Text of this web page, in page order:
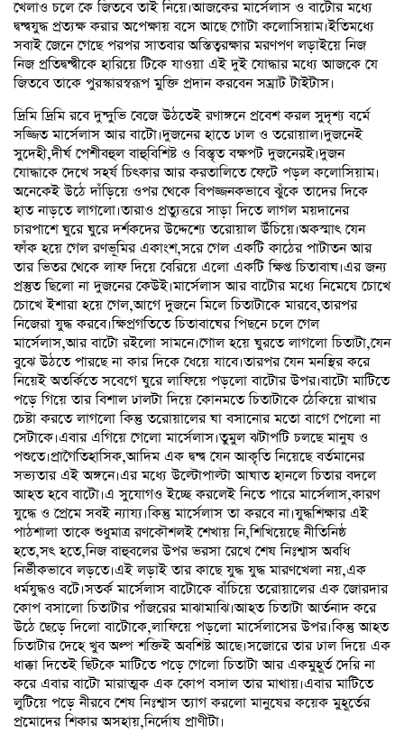
খেলাও চলে কে জিতবে তাই নিয়ে।আজকের মার্সেলাস ও বাটোর মধ্যে
দ্বন্দ্বযুদ্ধ প্রত্যক্ষ করার অপেক্ষায় বসে আছে গোটা কলোসিয়াম।ইতিমধ্যে
সবাই জেনে গেছে পরপর সাতবার অস্তিত্বরক্ষার মরণপণ লড়াইয়ে নিজ
নিজ প্রতিদ্বন্দ্বীকে হারিয়ে টিকে যাওয়া এই দুই যোদ্ধার মধ্যে আজকে যে
জিতবে তাকে পুরস্কারস্বরূপ মুক্তি প্রদান করবেন সম্রাট টাইটাস।
দ্রিমি দ্রিমি রবে দুন্দুভি বেজে উঠতেই রণাঙ্গনে প্রবেশ করল সুদৃশ্য বর্মে
সজ্জিত মার্সেলাস আর বাটো।দুজনের হাতে ঢাল ও তরোয়াল।দুজনেই
সুদেহী,দীর্ঘ পেশীবহুল বাহুবিশিষ্ট ও বিস্তৃত বক্ষপট দুজনেরই।দুজন
যোদ্ধাকে দেখে সহর্ষ চিৎকার আর করতালিতে ফেটে পড়ল কলোসিয়াম।
অনেকেই উঠে দাঁড়িয়ে ওপর থেকে বিপজ্জনকভাবে ঝুঁকে তাদের দিকে
হাত নাড়তে লাগলো।তারাও প্রত্যুত্তরে সাড়া দিতে লাগল ময়দানের
চারপাশে ঘুরে ঘুরে দর্শকদের উদ্দেশ্যে তরোয়াল উঁচিয়ে।অকস্মাৎ যেন
ফাঁক হয়ে গেল রণভূমির একাংশ,সরে গেল একটি কাঠের পাটাতন আর
তার ভিতর থেকে লাফ দিয়ে বেরিয়ে এলো একটি ক্ষিপ্ত চিতাবাঘ।এর জন্য
প্রস্তুত ছিলো না দুজনের কেউই।মার্সেলাস আর বাটোর মধ্যে নিমেষে চোখে
চোখে ইশারা হয়ে গেল,আগে দুজনে মিলে চিতাটাকে মারবে,তারপর
নিজেরা যুদ্ধ করবে।ক্ষিপ্রগতিতে চিতাবাঘের পিছনে চলে গেল
মার্সেলাস,আর বাটো রইলো সামনে।গোল হয়ে ঘুরতে লাগলো চিতাটা,যেন
বুঝে উঠতে পারছে না কার দিকে ধেয়ে যাবে।তারপর যেন মনস্থির করে
নিয়েই অতর্কিতে সবেগে ঘুরে লাফিয়ে পড়লো বাটোর উপর।বাটো মাটিতে
পড়ে গিয়ে তার বিশাল ঢালটা দিয়ে কোনমতে চিতাটাকে ঠেকিয়ে রাখার
চেষ্টা করতে লাগলো কিন্তু তরোয়ালের ঘা বসানোর মতো বাগে পেলো না
সেটাকে।এবার এগিয়ে গেলো মার্সেলাস।তুমুল ঝটাপটি চলছে মানুষ ও
পশুতে।প্রাগৈতিহাসিক,আদিম এক দ্বন্দ্ব যেন আকৃতি নিয়েছে বর্তমানের
সভ্যতার এই অঙ্গনে।এর মধ্যে উল্টোপাল্টা আঘাত হানলে চিতার বদলে
আহত হবে বাটো।এ সুযোগও ইচ্ছে করলেই নিতে পারে মার্সেলাস,কারণ
যুদ্ধে ও প্রেমে সবই ন্যায্য।কিন্তু মার্সেলাস তা করবে না।যুদ্ধশিক্ষার এই
পাঠশালা তাকে শুধুমাত্র রণকৌশলই শেখায় নি,শিখিয়েছে নীতিনিষ্ঠ
হতে,সৎ হতে,নিজ বাহুবলের উপর ভরসা রেখে শেষ নিঃশ্বাস অবধি
নির্ভীকভাবে লড়তে।এই লড়াই তার কাছে যুদ্ধ যুদ্ধ মারণখেলা নয়,এক
ধর্মযুদ্ধও বটে।সতর্ক মার্সেলাস বাটোকে বাঁচিয়ে তরোয়ালের এক জোরদার
কোপ বসালো চিতাটার পাঁজরের মাঝামাঝি।আহত চিতাটা আর্তনাদ করে
উঠে ছেড়ে দিলো বাটোকে,লাফিয়ে পড়লো মার্সেলাসের উপর।কিন্তু আহত
চিতাটার দেহে খুব অল্প শক্তিই অবশিষ্ট আছে।সজোরে তার ঢাল দিয়ে এক
ধাক্কা দিতেই ছিটকে মাটিতে পড়ে গেলো চিতাটা আর একমুহূর্ত দেরি না
করে এবার বাটো মারাত্মক এক কোপ বসাল তার মাথায়।এবার মাটিতে
লুটিয়ে পড়ে নীরবে শেষ নিঃশ্বাস ত্যাগ করলো মানুষের কয়েক মুহূর্তের
প্রমোদের শিকার অসহায়,নির্দোষ প্রাণীটা।